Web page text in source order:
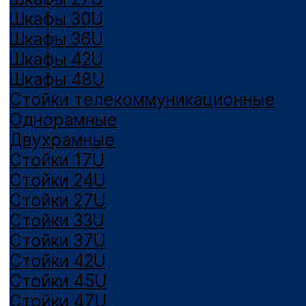
Шкафы 30U
Шкафы 36U
Шкафы 42U
Шкафы 48U
Стойки телекоммуникационные
Однорамные
Двухрамные
Стойки 17U
Стойки 24U
Стойки 27U
Стойки 33U
Стойки 37U
Стойки 42U
Стойки 45U
Стойки 47U